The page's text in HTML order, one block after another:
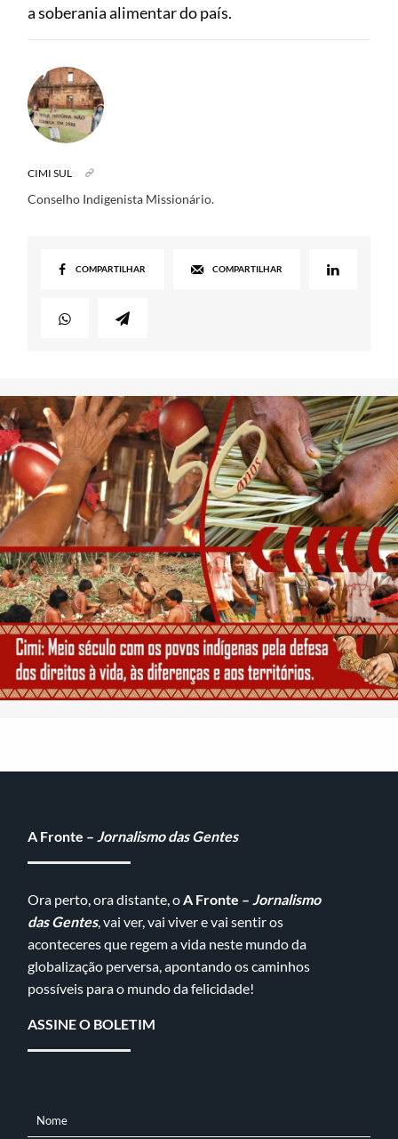
a soberania alimentar do país.
CIMI SUL
Conselho Indigenista Missionário.
COMPARTILHAR COMPARTILHAR
A Fronte – Jornalismo das Gentes
Ora perto, ora distante, oA Fronte – Jornalismo
das Gentes, vai ver, vai viver e vai sentir os
aconteceres que regem a vida neste mundo da
globalização perversa, apontando os caminhos
possíveis para o mundo da felicidade!
ASSINE O BOLETIM
NOME
Nome